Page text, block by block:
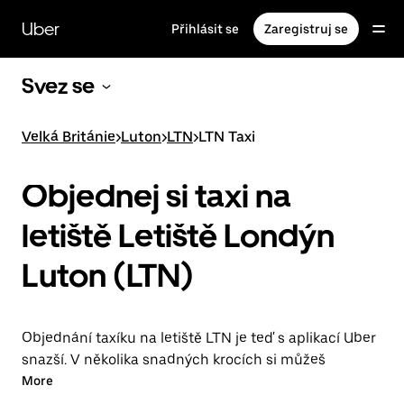
hlavní
obsah
Uber Přihlásit se Zaregistruj se
Svez se
Velká Británie>Luton>LTN>LTN Taxi
Objednej si taxi na
letiště Letiště Londýn
Luton (LTN)
Objednání taxíku na letiště LTN je teď s aplikací Uber
snazší. V několika snadných krocích si můžeš
objednat Uber Black Cab a zaplatit za jízdu, vše
More